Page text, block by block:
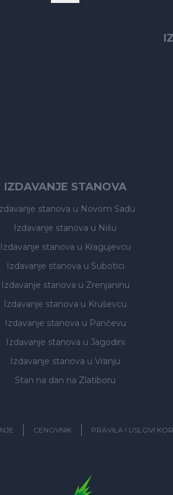
IZDAVANJE STANOVA
stanova u Novom Sadu
Izdavanje stanova u Nišu
Izdavanje stanova u Kragujevcu
Izdavanje stanova u Subotici
Izdavanje stanova u Zrenjaninu
Izdavanje stanova u Kruševcu
Izdavanje stanova u Pančevu
Izdavanje stanova u Jagodini
Izdavanje stanova u Vranju
Stan na dan na Zlatiboru
CENOVNIK PRAVILA I USLOVI